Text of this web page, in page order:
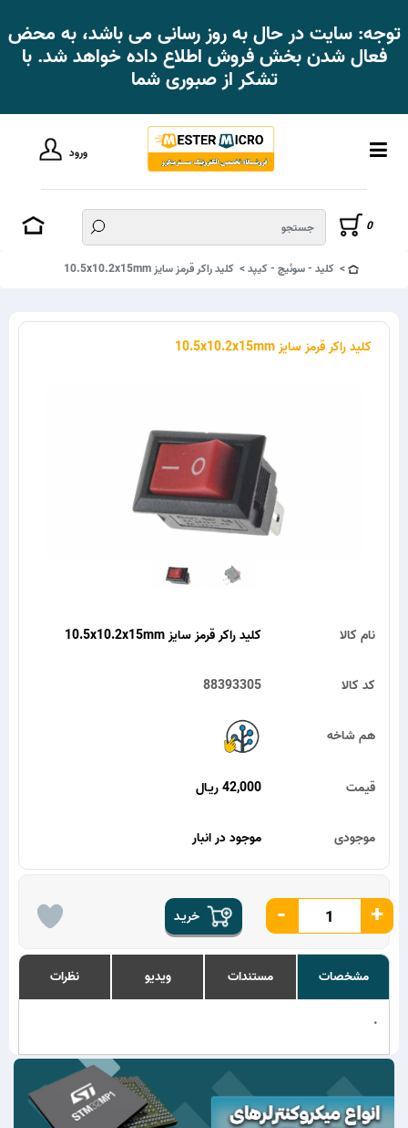
توجه: سایت در حال به روز رسانی می باشد، به محض
فعال شدن بخش فروش اطلاع داده خواهد شد. با
تشکر از صبوری شما
ورود
0
کلید - سوئیچ - کیپد کلید راکر قرمز سایز 10.5x10.2x15mm
کلید راکر قرمز سایز 10.5x10.2x15mm
کلید راکر قرمز سایز 10.5x10.2x15mm نام کالا
88393305 کد کالا
هم شاخه
42,000 ریـال قیمت
موجود در انبار موجودی
خریـد - +
مشخصات مستندات ویدیو نظرات
.